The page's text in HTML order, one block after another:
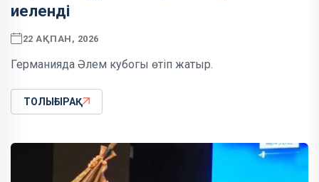
иеленді
22 АҚПАН, 2026
Германияда Әлем кубогы өтіп жатыр.
ТОЛЫҒЫРАҚ